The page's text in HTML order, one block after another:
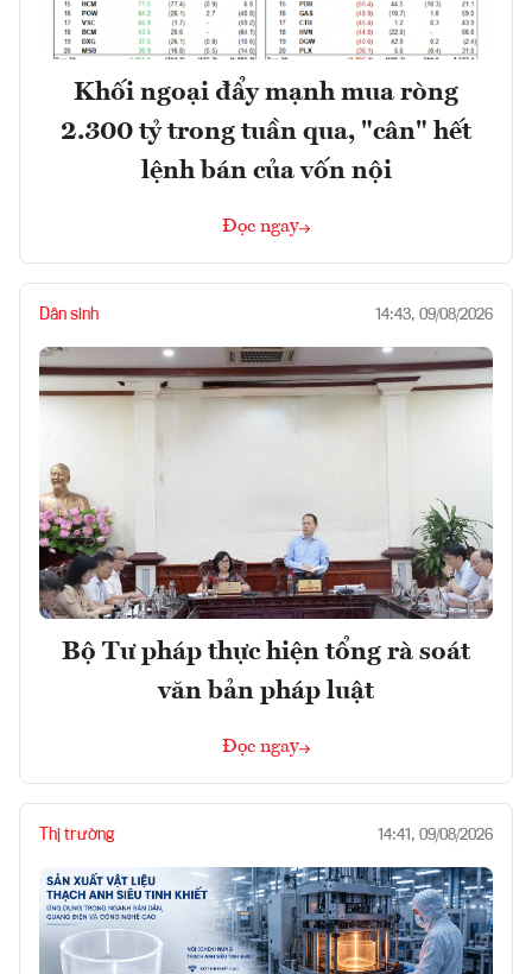
Khối ngoại đẩy mạnh mua ròng
2.300 tỷ trong tuần qua, "cân" hết
lệnh bán của vốn nội
Đọc ngay
Dân sinh 14:43, 09/08/2026
Bộ Tư pháp thực hiện tổng rà soát
văn bản pháp luật
Đọc ngay
Thị trường 14:41, 09/08/2026